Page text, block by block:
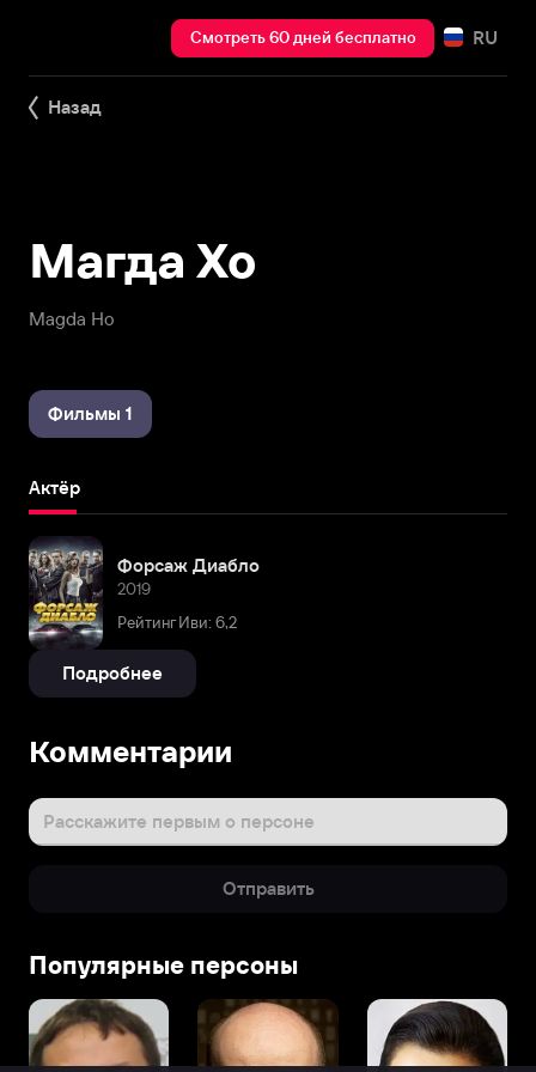
Смотреть 60 дней бесплатно RU
Назад
Magda Ho
Магда Хо
Фильмы 1
Актёр
Форсаж Диабло
2019
Рейтинг Иви: 6,2
Подробнее
Комментарии
Расскажите первым о персоне
Отправить
Популярные персоны